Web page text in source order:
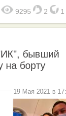
9295 2 1
бывший
на борту
19 Мая 2021 в